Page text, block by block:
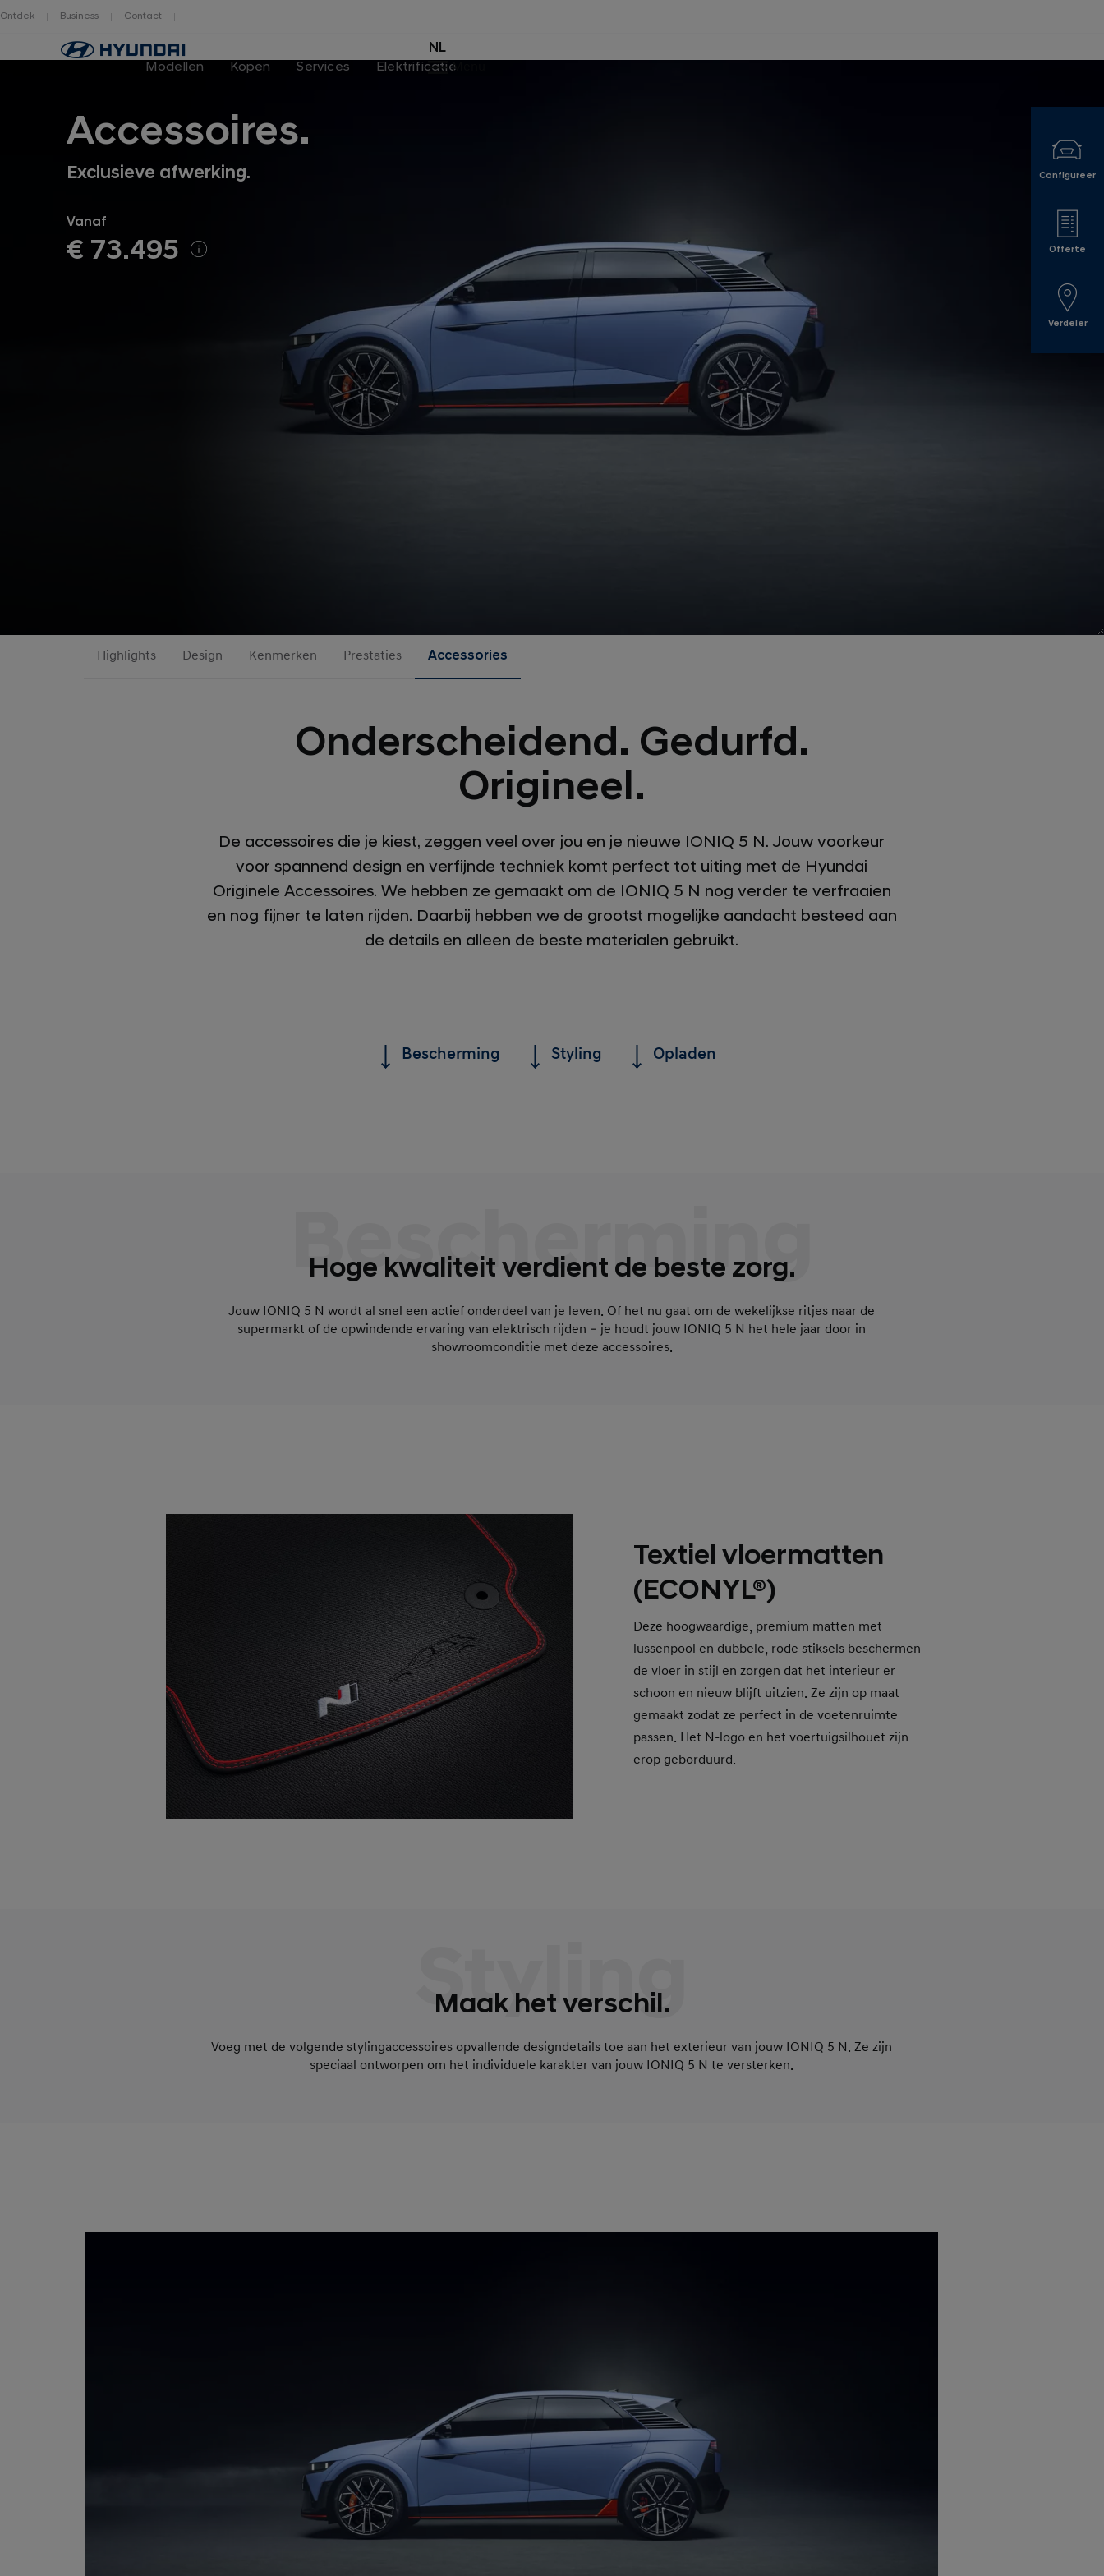
Ontdek Business Contact
Hyundai
logo
Modellen Kopen Services Elektrificatie
NL
Menu
Accessoires.
Exclusieve afwerking.
Vanaf
€ 73.495
Highlights Design Kenmerken Prestaties Accessories
Onderscheidend. Gedurfd.
Origineel.
De accessoires die je kiest, zeggen veel over jou en je nieuwe IONIQ 5 N. Jouw voorkeur
voor spannend design en verfijnde techniek komt perfect tot uiting met de Hyundai
Originele Accessoires. We hebben ze gemaakt om de IONIQ 5 N nog verder te verfraaien
en nog fijner te laten rijden. Daarbij hebben we de grootst mogelijke aandacht besteed aan
de details en alleen de beste materialen gebruikt.
Configureer
Offerte
Verdeler
Bescherming Styling Opladen
Bescherming
Hoge kwaliteit verdient de beste zorg.
Jouw IONIQ 5 N wordt al snel een actief onderdeel van je leven. Of het nu gaat om de wekelijkse ritjes naar de
supermarkt of de opwindende ervaring van elektrisch rijden – je houdt jouw IONIQ 5 N het hele jaar door in
showroomconditie met deze accessoires.
Textiel vloermatten
(ECONYL®)
Deze hoogwaardige, premium matten met
lussenpool en dubbele, rode stiksels beschermen
de vloer in stijl en zorgen dat het interieur er
schoon en nieuw blijft uitzien. Ze zijn op maat
gemaakt zodat ze perfect in de voetenruimte
passen. Het N-logo en het voertuigsilhouet zijn
erop geborduurd.
Styling
Maak het verschil.
Voeg met de volgende stylingaccessoires opvallende designdetails toe aan het exterieur van jouw IONIQ 5 N. Ze zijn
speciaal ontworpen om het individuele karakter van jouw IONIQ 5 N te versterken.